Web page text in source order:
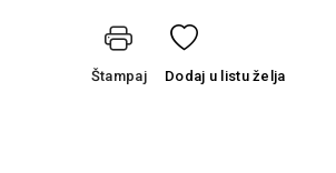
Štampaj Dodaj u listu želja